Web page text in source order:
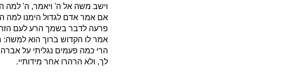
וישב משה אל ה' ויאמר, ה' למה
אם אמר אדם לגדול הימנו למה
פרעה לדבר בשמך הרע לעם
אמר לו הקדוש ברוך הוא למשה:
הרי כמה פעמים נגליתי על
לך, ולא הרהרו אחר מידותיי.